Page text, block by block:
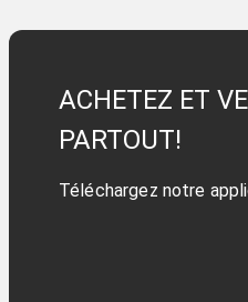
ACHETEZ ET
PARTOUT!
Téléchargez notre